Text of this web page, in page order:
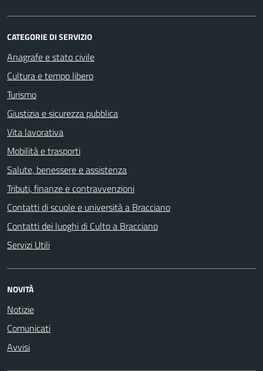
CATEGORIE DI SERVIZIO
Anagrafe e stato civile
Cultura e tempo libero
Turismo
Giustizia e sicurezza pubblica
Vita lavorativa
Mobilità e trasporti
Salute, benessere e assistenza
Tributi, finanze e contravvenzioni
Contatti di scuole e università a Bracciano
Contatti dei luoghi di Culto a Bracciano
Servizi Utili
NOVITÀ
Notizie
Comunicati
Avvisi